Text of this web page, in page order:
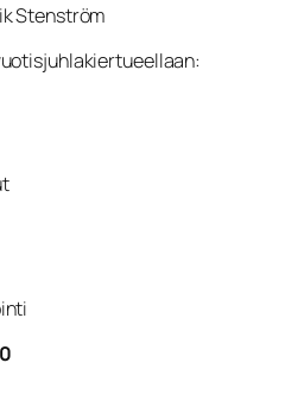
Stenström